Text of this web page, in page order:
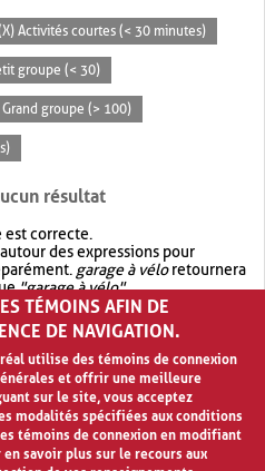
Activités courtes (< 30 minutes)
groupe (< 30)
Grand groupe (> 100)
résultat
correcte.
des expressions pour
garage à véloretournera
"garage à vélo".
avec OR.garage OR vélo
résultat quegarage à vélo
TÉMOINS AFIN DE
DE NAVIGATION.
utilise des témoins de connexion
et offrir une meilleure
sur le site, vous acceptez
modalités spécifiées aux conditions
témoins de connexion en modifiant
savoir plus sur le recours aux